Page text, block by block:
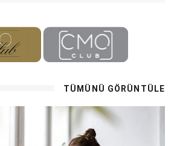
TÜMÜNÜ GÖRÜNTÜLE